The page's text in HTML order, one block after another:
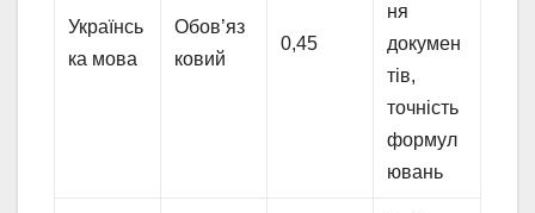
Українсь
ка мова
Обов’яз
ковий
0,45
ня
докумен
тів,
точність
формул
ювань